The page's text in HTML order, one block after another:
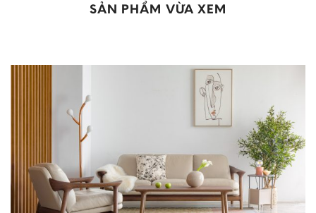
SẢN PHẨM VỪA XEM